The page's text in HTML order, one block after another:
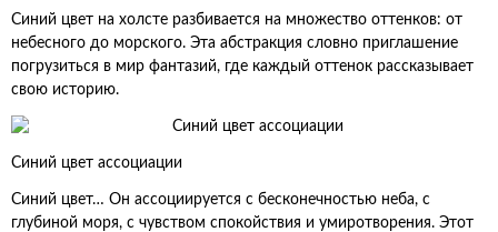
Синий цвет на холсте разбивается на множество оттенков: от
небесного до морского. Эта абстракция словно приглашение
погрузиться в мир фантазий, где каждый оттенок рассказывает
свою историю.
Синий цвет ассоциации
Синий цвет… Он ассоциируется с бесконечностью неба, с
глубиной моря, с чувством спокойствия и умиротворения. Этот